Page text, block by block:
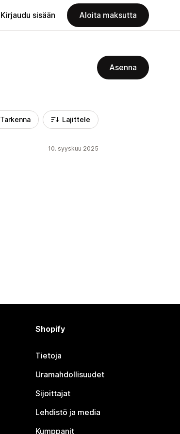
Kirjaudu sisään Aloita maksutta
Asenna
Tarkenna Lajittele
10. syyskuu 2025
Shopify
Tietoja
Uramahdollisuudet
Sijoittajat
Lehdistö ja media
Kumppanit